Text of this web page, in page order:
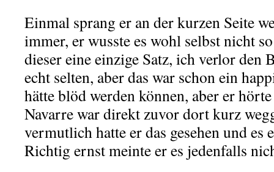
Einmal sprang er an der kurzen Seite
immer, er wusste es wohl selbst nicht
dieser eine einzige Satz, ich verlor den
echt selten, aber das war schon ein
hätte blöd werden können, aber er
Navarre war direkt zuvor dort kurz
vermutlich hatte er das gesehen und es
Richtig ernst meinte er es jedenfalls